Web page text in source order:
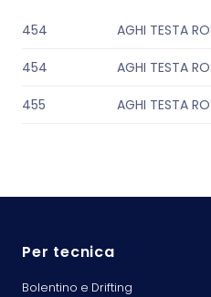
454 AGHI TESTA
454 AGHI TESTA
455 AGHI TESTA
Per tecnica
Bolentino e Drifting